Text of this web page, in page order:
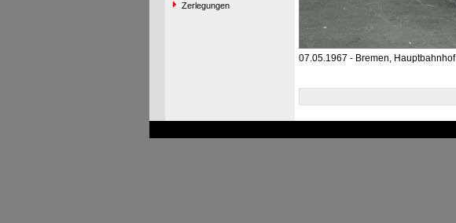
Zerlegungen
07.05.1967 - Bremen, Hauptbahnhof